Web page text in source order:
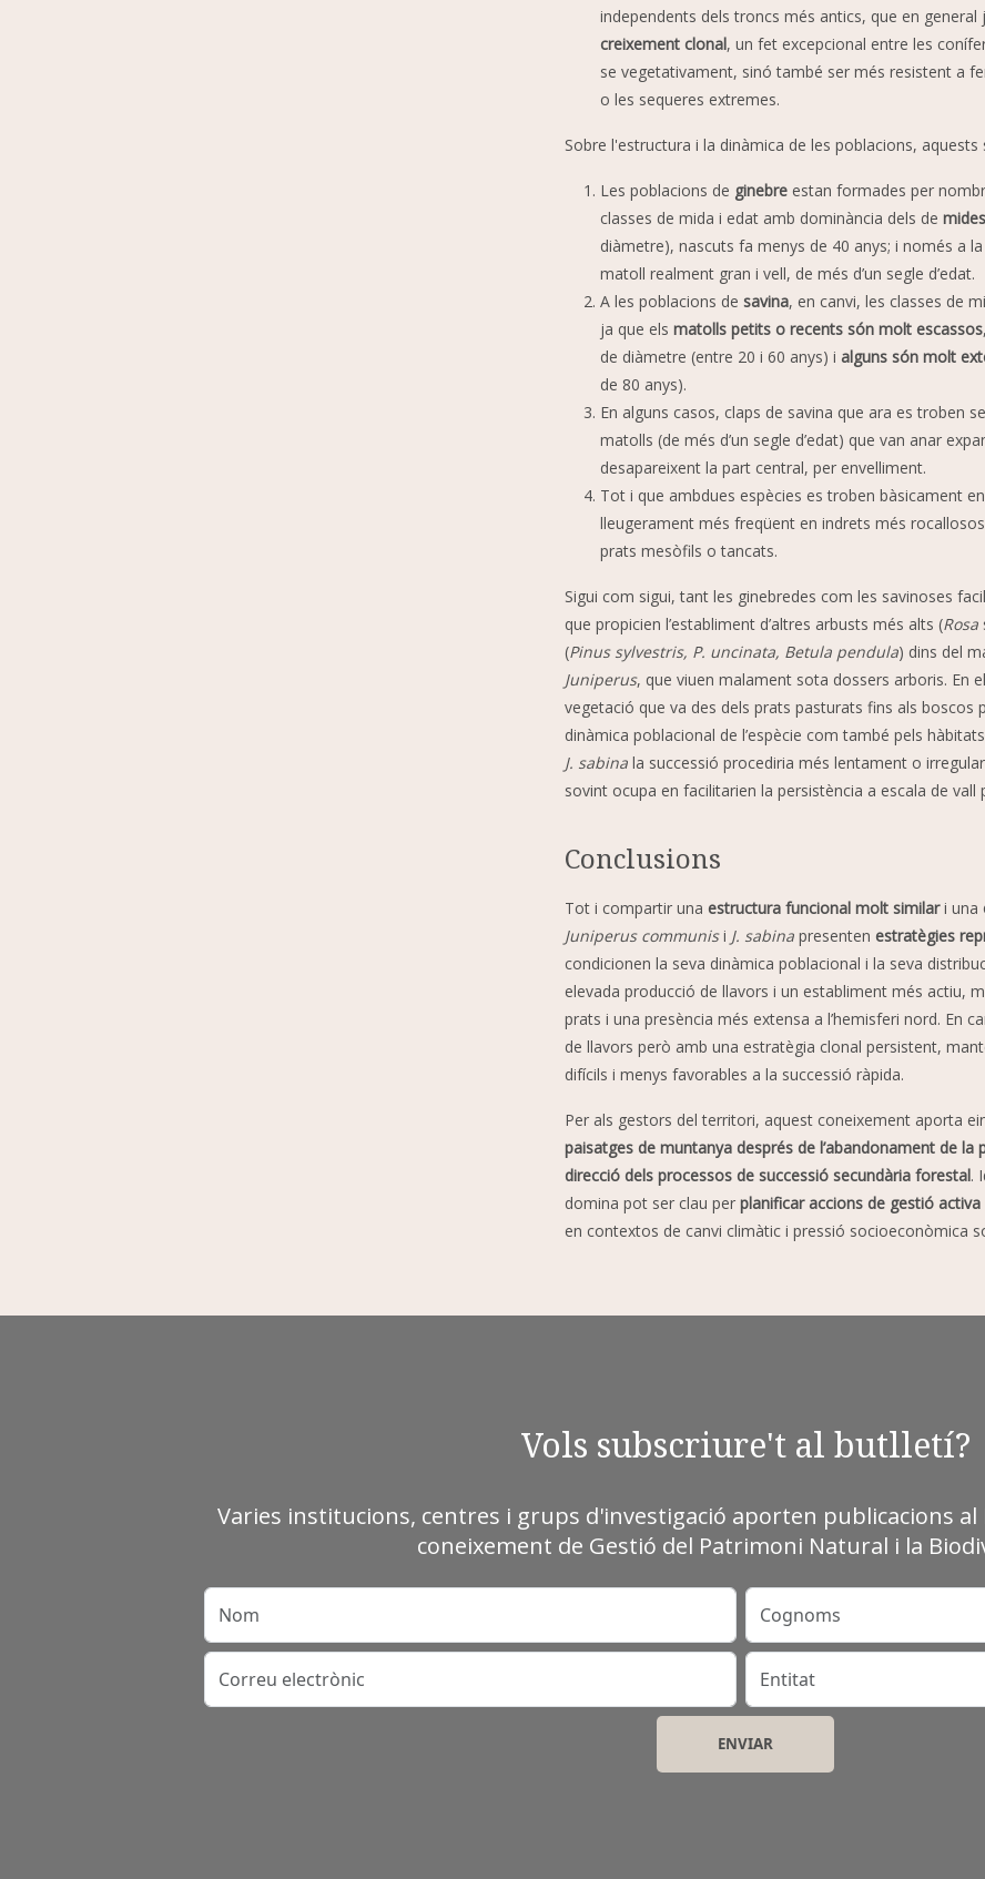
independents dels troncs més antics, que en general
creixement clonal, un fet excepcional entre les
se vegetativament, sinó també ser més resistent a
o les sequeres extremes.
Sobre l'estructura i la dinàmica de les poblacions, aquests
Les poblacions de ginebreestan formades per
classes de mida i edat amb dominància dels de
diàmetre), nascuts fa menys de 40 anys; i només a
matoll realment gran i vell, de més d’un segle d’edat.
A les poblacions de savina, en canvi, les classes de
ja que els matolls petits o recents són molt escassos
de diàmetre (entre 20 i 60 anys) i alguns són molt
de 80 anys).
En alguns casos, claps de savina que ara es troben
matolls (de més d’un segle d’edat) que van anar
desapareixent la part central, per envelliment.
Tot i que ambdues espècies es troben bàsicament
lleugerament més freqüent en indrets més
prats mesòfils o tancats.
Sigui com sigui, tant les ginebredes com les savinoses
que propicien l’establiment d’altres arbusts més alts (Rosa
(Pinus sylvestris, P. uncinata, Betula pendula) dins del
Juniperus, que viuen malament sota dossers arboris. En
vegetació que va des dels prats pasturats fins als boscos
dinàmica poblacional de l’espècie com també pels
J. sabinala successió procediria més lentament o
sovint ocupa en facilitarien la persistència a escala de vall
Conclusions
Tot i compartir una estructura funcional molt similari una
Juniperus communisi J. sabinapresenten estratègies
condicionen la seva dinàmica poblacional i la seva
elevada producció de llavors i un establiment més actiu,
prats i una presència més extensa a l’hemisferi nord. En
de llavors però amb una estratègia clonal persistent,
difícils i menys favorables a la successió ràpida.
Per als gestors del territori, aquest coneixement aporta
paisatges de muntanya després de l’abandonament de la
direcció dels processos de successió secundària forestal.
domina pot ser clau per planificar accions de gestió
en contextos de canvi climàtic i pressió socioeconòmica
Vols subscriure't al butlletí?
Varies institucions, centres i grups d'investigació aporten publicacions
coneixement de Gestió del Patrimoni Natural i la
Nom Cognoms
Correu electrònic Entitat